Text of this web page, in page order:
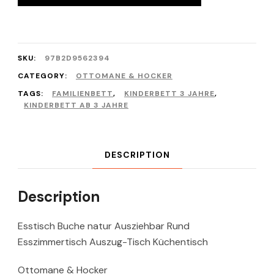
SKU:
97B2D9562394
CATEGORY:
OTTOMANE & HOCKER
TAGS:
FAMILIENBETT, KINDERBETT 3 JAHRE,
KINDERBETT AB 3 JAHRE
DESCRIPTION
Description
Esstisch Buche natur Ausziehbar Rund
Esszimmertisch Auszug-Tisch Küchentisch
Ottomane & Hocker